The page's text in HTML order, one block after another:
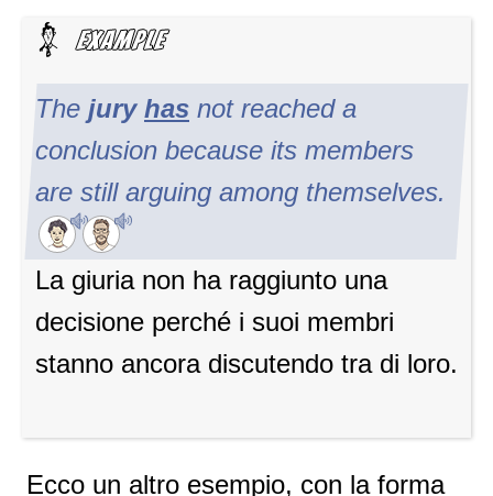
The jury has not reached a
conclusion because its members
are still arguing among themselves.
La giuria non ha raggiunto una
decisione perché i suoi membri
stanno ancora discutendo tra di loro.
Ecco un altro esempio, con la forma